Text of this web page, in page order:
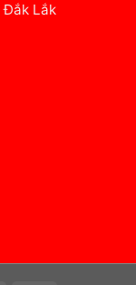
Đắk Lắk